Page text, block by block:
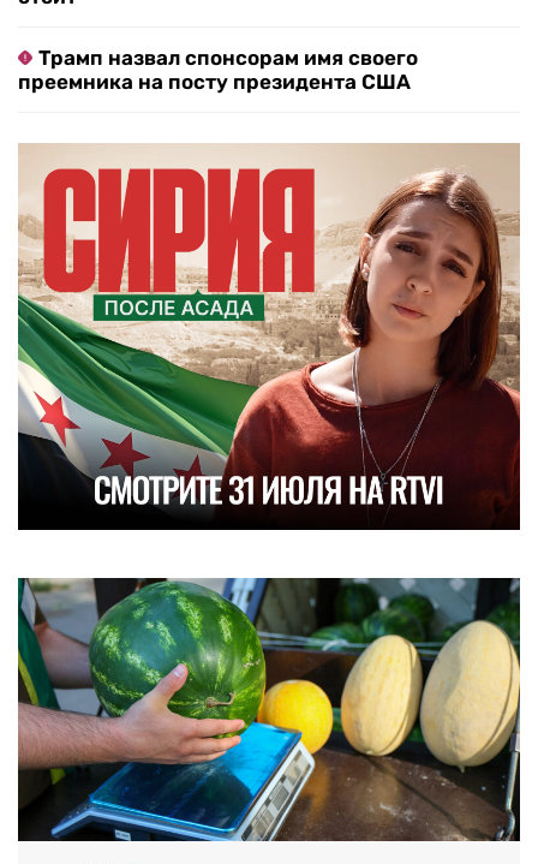
Трамп назвал спонсорам имя своего
преемника на посту президента США